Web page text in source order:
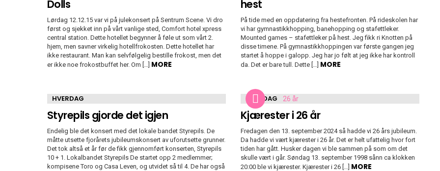
Dolls
Lørdag 12.12.15 var vi på julekonsert på Sentrum Scene. Vi dro
først og sjekket inn på vårt vanlige sted, Comfort hotel xpress
central station. Dette hotellet begynner å føle ut som vårt 2.
hjem, men savner virkelig hotellfrokosten. Dette hotellet har
ikke restaurant. Man kan selvfølgelig bestille frokost, men det
er ikke noe frokostbuffet her. Om […] MORE
hest
På tide med en oppdatering fra hestefronten. På rideskolen har
vi har gymnastikkhopping, banehopping og stafettleker.
Mounted games – stafettleker på hest. Jeg fikk ri Knotten på
disse timene. På gymnastikkhoppingen var første gangen jeg
startet å hoppe i galopp. Jeg har jo følt at jeg ikke har kontroll
da. Det er bare tull. Dette […] MORE
HVERDAG
Styrepils gjorde det igjen
Endelig ble det konsert med det lokale bandet Styrepils. De
måtte utsette fjorårets jubileumskonsert av uforutsette grunner.
Det tok altså et år før de fikk gjennomført konserten, Styrepils
10 + 1. Lokalbandet Styrepils De startet opp 2 medlemmer;
kompisene Toro og Casa Leven, og utvidet så til 4. De har også
HVERDAG
Kjærester i 26 år
Fredagen den 13. september 2024 så hadde vi 26 års jubileum.
Da hadde vi vært kjærester i 26 år. Det er helt ufattelig hvor fort
tiden har gått. Husker dagen vi ble sammen på som om det
skulle vært i går. Søndag 13. september 1998 sånn ca klokken
20:00 ble vi kjærester. Kjærester i 26 […] MORE